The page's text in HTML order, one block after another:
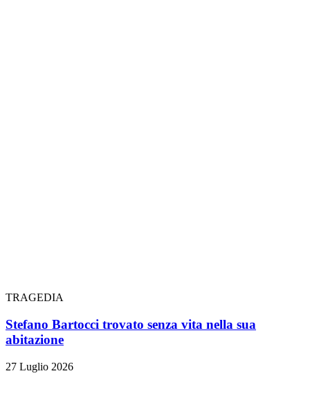
TRAGEDIA
Stefano Bartocci trovato senza vita nella sua
abitazione
27 Luglio 2026